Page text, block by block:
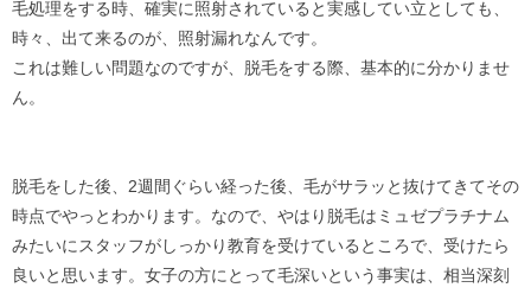
毛処理をする時、確実に照射されていると実感してい立としても、
時々、出て来るのが、照射漏れなんです。
これは難しい問題なのですが、脱毛をする際、基本的に分かりませ
ん。
脱毛をした後、2週間ぐらい経った後、毛がサラッと抜けてきてその
時点でやっとわかります。なので、やはり脱毛はミュゼプラチナム
みたいにスタッフがしっかり教育を受けているところで、受けたら
良いと思います。女子の方にとって毛深いという事実は、相当深刻